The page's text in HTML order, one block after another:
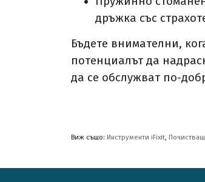
дръжка със
Бъдете внимателни,
потенциалът да
да се обслужват по-
Виж също: Инструменти iFixit,